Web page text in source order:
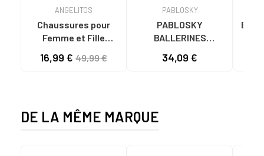
ANGELITOS
Chaussures pour
Femme et Fille
BAILARINA PIEL 1565
16,99 € 49,99 €
PABLOSKY
PABLOSKY
BALLERINES
APPLICATION
34,09 €
DE LA MÊME MARQUE